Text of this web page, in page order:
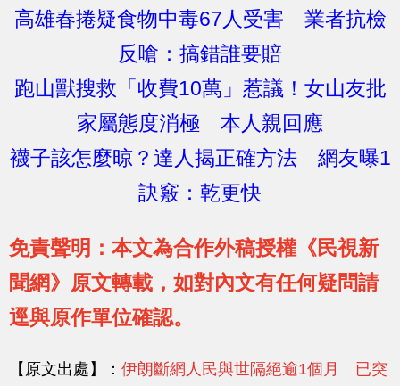
高雄春捲疑食物中毒67人受害 業者抗檢
反嗆：搞錯誰要賠
跑山獸搜救「收費10萬」惹議！女山友批
家屬態度消極 本人親回應
襪子該怎麼晾？達人揭正確方法 網友曝1
訣竅：乾更快
免責聲明：本文為合作外稿授權《民視新
聞網》原文轉載，如對內文有任何疑問請
逕與原作單位確認。
【原文出處】： 伊朗斷網人民與世隔絕逾1個月 已突